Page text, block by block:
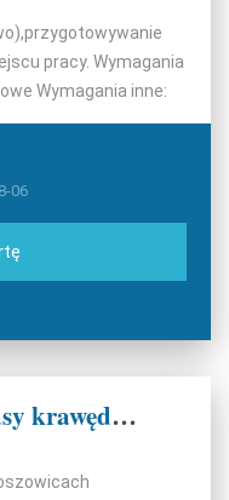
pracy. Wymagania
Wymagania inne:
06
Operator/montażysta prasy krawędziowej